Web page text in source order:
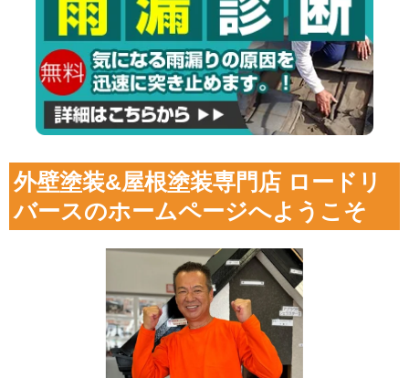
外壁塗装&屋根塗装専門店 ロードリ
バースのホームページへようこそ